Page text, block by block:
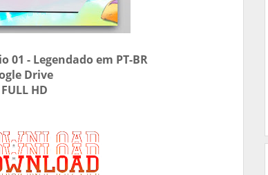
01 - Legendado em PT-BR
Drive
HD